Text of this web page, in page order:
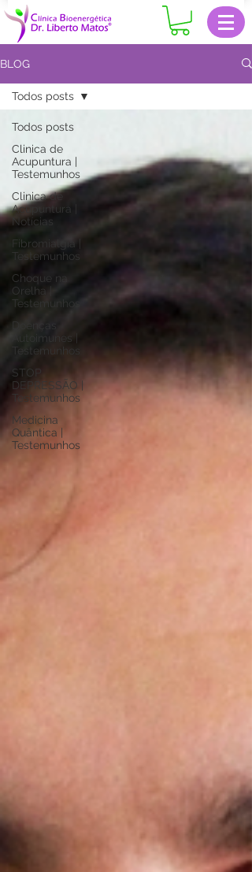
BLOG
Todos posts
Clinica de
Acupuntura |
Testemunhos
Clinica de
Acupuntura |
Notícias
Fibromialgia |
Testemunhos
Choque na
Orelha |
Testemunhos
Doenças
Autoimunes |
Testemunhos
STOP
DEPRESSÃO |
Testemunhos
Medicina
Quântica |
Testemunhos
Todos posts